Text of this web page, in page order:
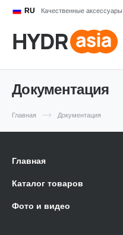
RU Качественные
Документация
Главная Документация
Главная
Каталог товаров
Фото и видео